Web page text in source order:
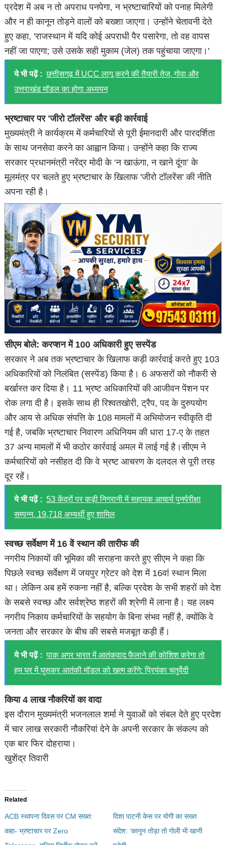
प्रदेश में अब न तो अपराध पनपेगा, न भ्रष्टाचारियों को पनाह मिलेगी
और न ही कानून तोड़ने वालों को बख्शा जाएगा। उन्होंने चेतावनी देते
हुए कहा, 'राजस्थान में यदि कोई अपराधी पैर पसारेगा, तो वह वापस
नहीं जा पाएगा; उसे उसके सही मुकाम (जेल) तक पहुंचाया जाएगा।'
ये भी पढ़ें : छत्तीसगढ़ में UCC लागू करने की तैयारी तेज, गोवा और
उत्तराखंड मॉडल का होगा अध्ययन
भ्रष्टाचार पर 'जीरो टॉलरेंस' और बड़ी कार्रवाई
मुख्यमंत्री ने कार्यक्रम में कर्मचारियों से पूरी ईमानदारी और पारदर्शिता
के साथ जनसेवा करने का आह्वान किया। उन्होंने कहा कि राज्य
सरकार प्रधानमंत्री नरेंद्र मोदी के ‘न खाऊंगा, न खाने दूंगा’ के
मूलमंत्र पर चलते हुए भ्रष्टाचार के खिलाफ 'जीरो टॉलरेंस' की नीति
अपना रही है।
सीएम बोले: करप्शन में 100 अधिकारी हुए सस्पेंड
सरकार ने अब तक भ्रष्टाचार के खिलाफ कड़ी कार्रवाई करते हुए 103
अधिकारियों को निलंबित (सस्पेंड) किया है। 6 अफसरों को नौकरी से
बर्खास्त कर दिया है। 11 भ्रष्ट अधिकारियों की आजीवन पेंशन पर
रोक लगा दी है। इसके साथ ही रिश्वतखोरी, ट्रैप, पद के दुरुपयोग
और आय से अधिक संपत्ति के 108 मामलों में अभियोजन स्वीकृति दी
गई है, जबकि भ्रष्टाचार निवारण अधिनियम की धारा 17-ए के तहत
37 अन्य मामलों में भी कठोर कार्रवाई अमल में लाई गई है।सीएम ने
कर्मचारियों को नसीहत दी कि वे भ्रष्ट आचरण के दलदल से पूरी तरह
दूर रहें।
ये भी पढ़ें : 53 केंद्रों पर कड़ी निगरानी में सहायक आचार्य पुनर्परीक्षा
सम्पन्न, 19,718 अभ्यर्थी हुए शामिल
स्वच्छ सर्वेक्षण में 16 वें स्थान की तारीफ की
नगरीय निकायों की भूमिका की सराहना करते हुए सीएम ने कहा कि
पिछले स्वच्छ सर्वेक्षण में जयपुर ग्रेटर को देश में 16वां स्थान मिला
था। लेकिन अब हमें रुकना नहीं है, बल्कि प्रदेश के सभी शहरों को देश
के सबसे स्वच्छ और सर्वश्रेष्ठ शहरों की श्रेणी में लाना है। यह लक्ष्य
नगरीय निकाय कर्मचारियों के सहयोग के बिना संभव नहीं है, क्योंकि वे
जनता और सरकार के बीच की सबसे मजबूत कड़ी हैं।
ये भी पढ़ें : पाक अगर भारत में आतंकवाद फैलाने की कोशिश करेगा तो
हम घर में घुसकर आतंकी मॉडल को खत्म करेंगे: प्रियंका चतुर्वेदी
किया 4 लाख नौकरियों का वादा
इस दौरान मुख्यमंत्री भजनलाल शर्मा ने युवाओं को संबल देते हुए प्रदेश
में चार लाख सरकारी नौकरियां देने के अपनी सरकार के संकल्प को
एक बार फिर दोहराया।
खुशेंद्र तिवारी
Related
ACB स्थापना दिवस पर CM सख्त:
कहा- भ्रष्टाचार पर Zero
दिशा पाटनी केस पर योगी का सख्त
संदेश: ‘कानून तोड़ा तो गोली भी खानी